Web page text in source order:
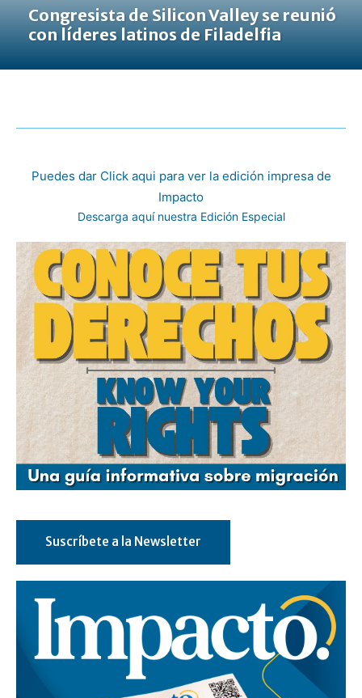
Congresista de Silicon Valley se reunió
con líderes latinos de Filadelfia
Puedes dar Click aqui para ver la edición impresa de
Impacto
Descarga aquí nuestra Edición Especial
Suscríbete a la Newsletter